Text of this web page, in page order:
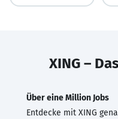
XING –
Über eine Million Jobs
Entdecke mit XING